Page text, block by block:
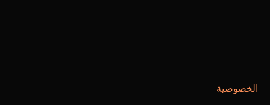
الخصوصية